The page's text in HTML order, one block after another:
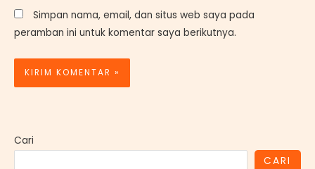
Simpan nama, email, dan situs web saya pada
peramban ini untuk komentar saya berikutnya.
Cari
CARI